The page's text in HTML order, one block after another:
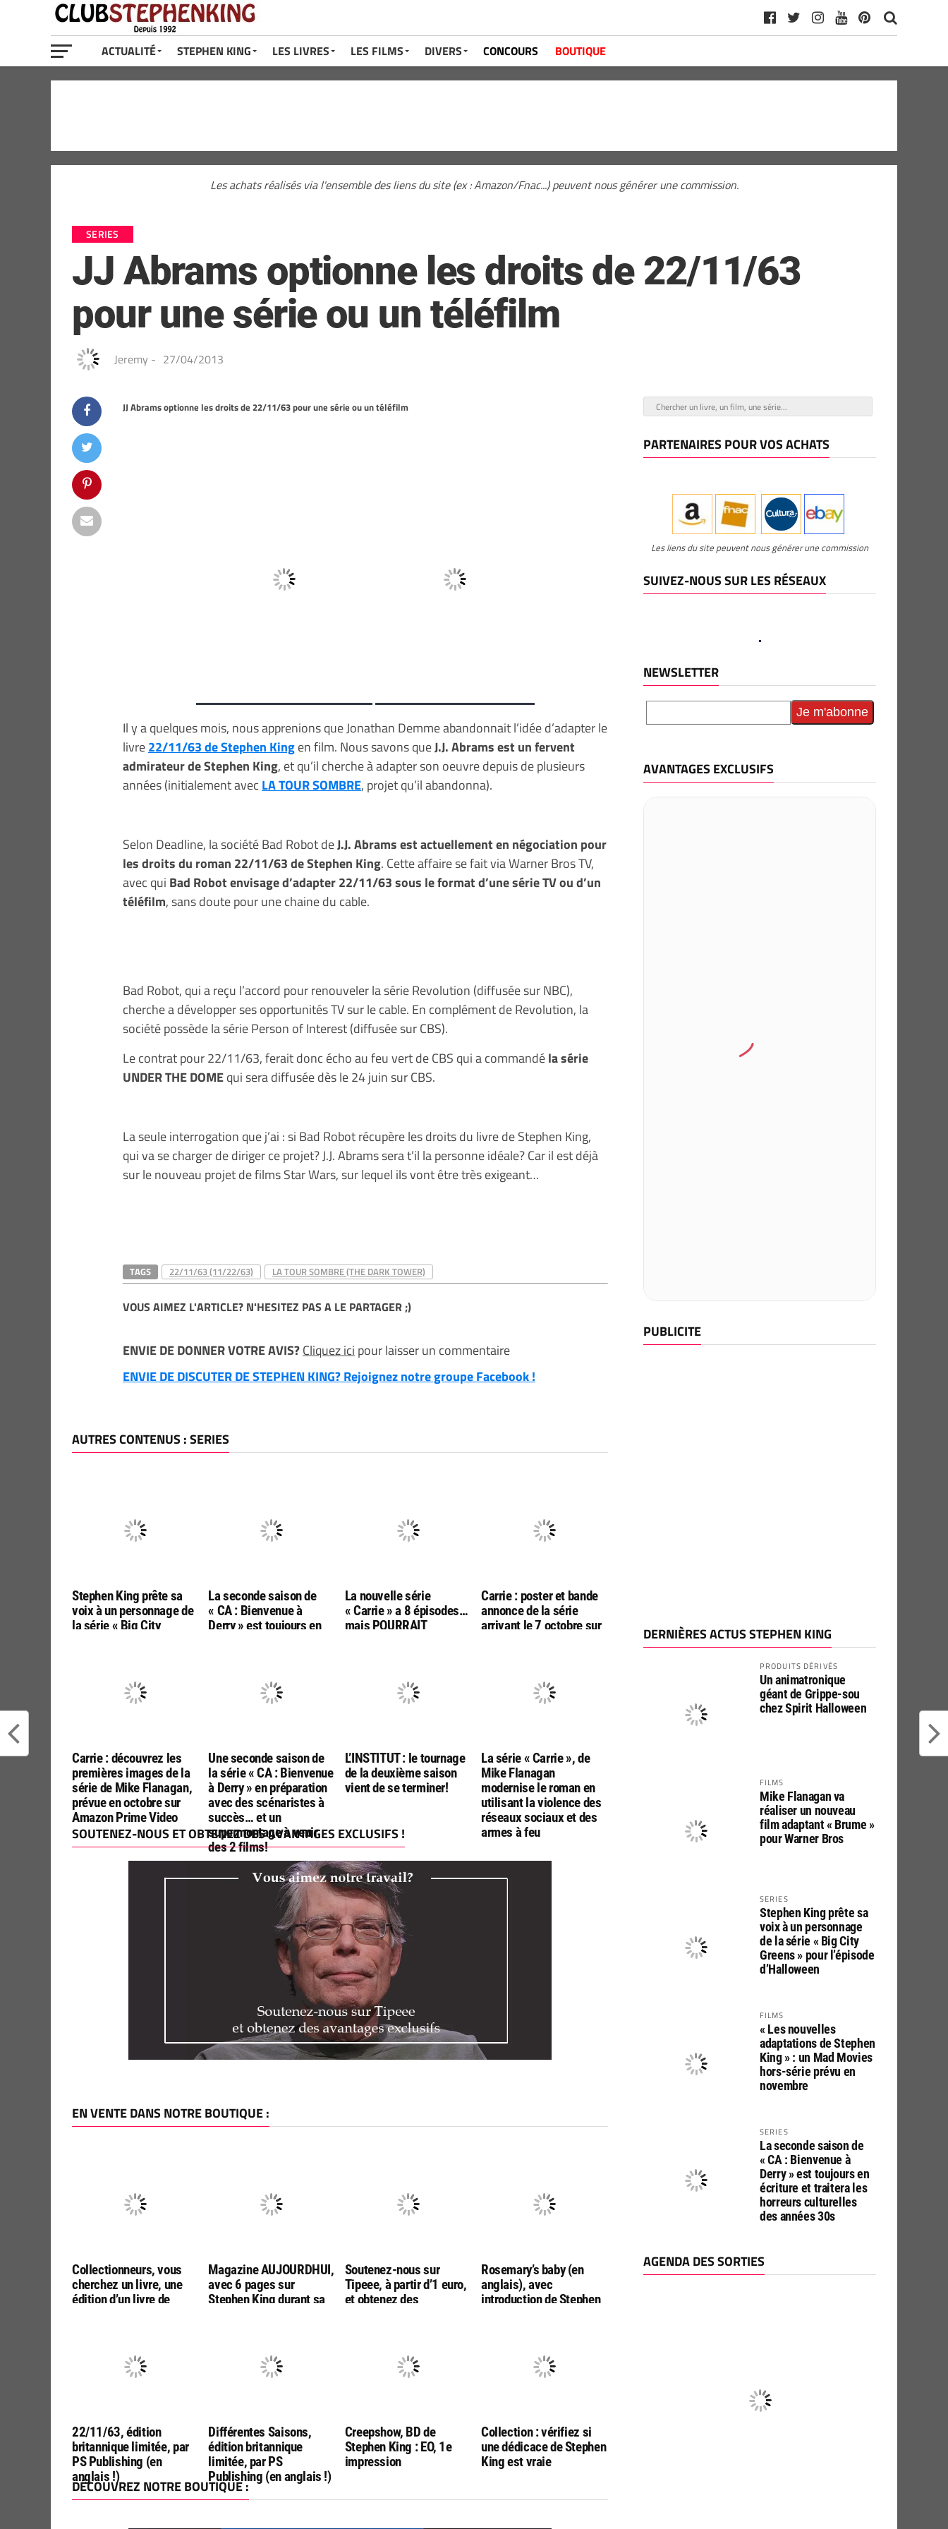
ACTUALITÉ STEPHEN KING LES LIVRES LES FILMS DIVERS CONCOURS BOUTIQUE
Les achats réalisés via l'ensemble des liens du site (ex : Amazon/Fnac...) peuvent nous générer une commission.
SERIES
JJ Abrams optionne les droits de 22/11/63
pour une série ou un téléfilm
Jeremy - 27/04/2013
JJ Abrams optionne les droits de 22/11/63 pour une série ou un téléfilm
Il y a quelques mois, nous apprenions que Jonathan Demme abandonnait l’idée d’adapter le
livre22/11/63 de Stephen Kingen film. Nous savons queJ.J. Abrams est un fervent
admirateur de Stephen King, et qu’il cherche à adapter son oeuvre depuis de plusieurs
années (initialement avec LA TOUR SOMBRE, projet qu’il abandonna).
Selon Deadline, la société Bad Robot deJ.J. Abrams est actuellement en négociation pour
les droits du roman 22/11/63 de Stephen King. Cette affaire se fait via Warner Bros TV,
avec qui Bad Robot envisage d’adapter 22/11/63 sous le format d’une série TV ou d’un
téléfilm, sans doute pour une chaine du cable.
Bad Robot, qui a reçu l’accord pour renouveler la série Revolution (diffusée sur NBC),
cherche a développer ses opportunités TV sur le cable. En complément de Revolution, la
société possède la série Person of Interest (diffusée sur CBS).
Le contrat pour 22/11/63, ferait donc écho au feu vert de CBS qui a commandéla série
UNDER THE DOMEqui sera diffusée dès le 24 juin sur CBS.
La seule interrogation que j’ai : si Bad Robot récupère les droits du livre de Stephen King,
qui va se charger de diriger ce projet? J.J. Abrams sera t’il la personne idéale? Car il est déjà
sur le nouveau projet de films Star Wars, sur lequel ils vont être très exigeant…
TAGS 22/11/63 (11/22/63) LA TOUR SOMBRE (THE DARK TOWER)
VOUS AIMEZ L'ARTICLE? N'HESITEZ PAS A LE PARTAGER ;)
ENVIE DE DONNER VOTRE AVIS?Cliquez ici pour laisser un commentaire
ENVIE DE DISCUTER DE STEPHEN KING? Rejoignez notre groupe Facebook !
AUTRES CONTENUS : SERIES
Stephen King prête sa
voix à un personnage de
la série « Big City
La seconde saison de
« CA : Bienvenue à
Derry » est toujours en
La nouvelle série
« Carrie » a 8 épisodes…
mais POURRAIT
Carrie : poster et bande
annonce de la série
arrivant le 7 octobre sur
Carrie : découvrez les
premières images de la
série de Mike Flanagan,
prévue en octobre sur
Amazon Prime Video
Une seconde saison de
la série « CA : Bienvenue
à Derry » en préparation
avec des scénaristes à
succès… et un
supermontage à venir
des 2 films!
L’INSTITUT : le tournage
de la deuxième saison
vient de se terminer!
La série « Carrie », de
Mike Flanagan
modernise le roman en
utilisant la violence des
réseaux sociaux et des
armes à feu
SOUTENEZ-NOUS ET OBTENEZ DES AVANTAGES EXCLUSIFS !
EN VENTE DANS NOTRE BOUTIQUE :
Collectionneurs, vous
cherchez un livre, une
édition d’un livre de
Magazine AUJOURDHUI,
avec 6 pages sur
Stephen King durant sa
Soutenez-nous sur
Tipeee, à partir d’1 euro,
et obtenez des
Rosemary’s baby (en
anglais), avec
introduction de Stephen
22/11/63, édition
britannique limitée, par
PS Publishing (en
anglais !)
Différentes Saisons,
édition britannique
limitée, par PS
Publishing (en anglais !)
Creepshow, BD de
Stephen King : EO, 1e
impression
Collection : vérifiez si
une dédicace de Stephen
King est vraie
DÉCOUVREZ NOTRE BOUTIQUE :
PARTENAIRES POUR VOS ACHATS
Les liens du site peuvent nous générer une commission
SUIVEZ-NOUS SUR LES RÉSEAUX
NEWSLETTER
AVANTAGES EXCLUSIFS
PUBLICITE
DERNIÈRES ACTUS STEPHEN KING
PRODUITS DÉRIVÉS
Un animatronique
géant de Grippe-sou
chez Spirit Halloween
FILMS
Mike Flanagan va
réaliser un nouveau
film adaptant « Brume »
pour Warner Bros
SERIES
Stephen King prête sa
voix à un personnage
de la série « Big City
Greens » pour l’épisode
d’Halloween
FILMS
« Les nouvelles
adaptations de Stephen
King » : un Mad Movies
hors-série prévu en
novembre
SERIES
La seconde saison de
« CA : Bienvenue à
Derry » est toujours en
écriture et traitera les
horreurs culturelles
des années 30s
AGENDA DES SORTIES